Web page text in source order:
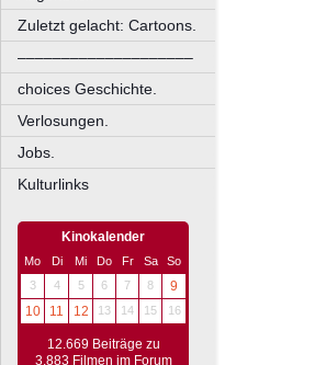
Zuletzt gelacht: Cartoons.
––––––––––––––––––––
choices Geschichte.
Verlosungen.
Jobs.
Kulturlinks
Kinokalender
Mo Di Mi Do Fr Sa
So
3
4 5 6 7 8
9
10
11 12 13 14 15 16
12.669 Beiträge zu
3.883 Filmen im Forum